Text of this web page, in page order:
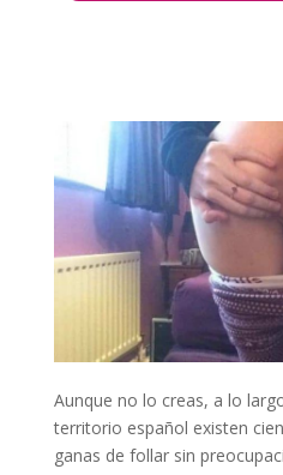
Aunque no lo creas, a lo
territorio español existen
ganas de follar sin